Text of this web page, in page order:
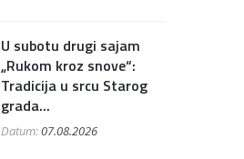
U subotu drugi sajam
„Rukom kroz snove“:
Tradicija u srcu Starog
grada...
Datum:07.08.2026